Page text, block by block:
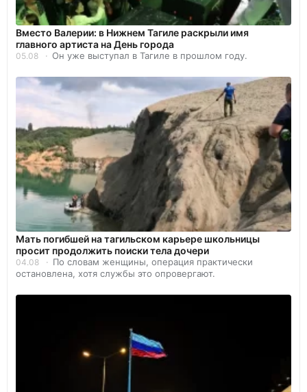
Вместо Валерии: в Нижнем Тагиле раскрыли имя
главного артиста на День города
05.08 Он уже выступал в Тагиле в прошлом году.
Мать погибшей на тагильском карьере школьницы
просит продолжить поиски тела дочери
04.08
По словам женщины, операция практически
остановлена, хотя службы это опровергают.